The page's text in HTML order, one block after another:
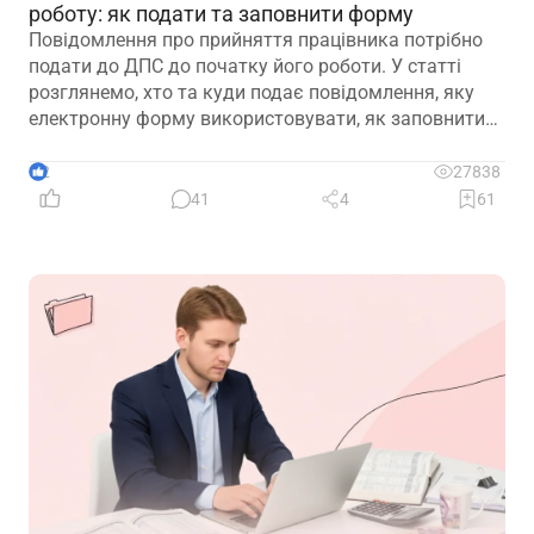
роботу: як подати та заповнити форму
Повідомлення про прийняття працівника потрібно
подати до ДПС до початку його роботи. У статті
розглянемо, хто та куди подає повідомлення, яку
електронну форму використовувати, як заповнити
несвоєчасного подання
2
27838
41
4 61